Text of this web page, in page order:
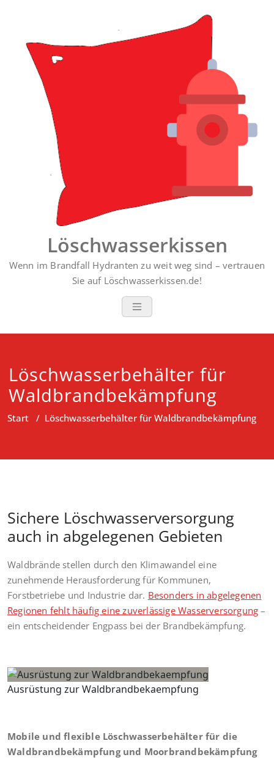
Löschwasserkissen
Wenn im Brandfall Hydranten zu weit weg sind – vertrauen
Sie auf Löschwasserkissen.de!
Löschwasserbehälter für
Waldbrandbekämpfung
Start / Löschwasserbehälter für Waldbrandbekämpfung
Sichere Löschwasserversorgung
auch in abgelegenen Gebieten
Waldbrände stellen durch den Klimawandel eine
zunehmende Herausforderung für Kommunen,
Forstbetriebe und Industrie dar. Besonders in abgelegenen
Regionen fehlt häufig eine zuverlässige Wasserversorgung –
ein entscheidender Engpass bei der Brandbekämpfung.
Ausrüstung zur Waldbrandbekaempfung
Mobile und flexible Löschwasserbehälter für die
Waldbrandbekämpfung und Moorbrandbekämpfung